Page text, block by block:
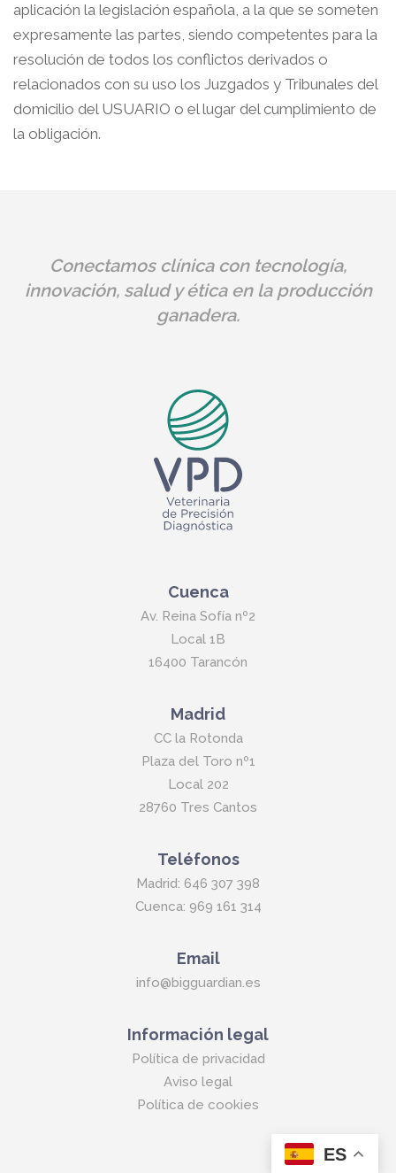
aplicación la legislación española, a la que se someten
expresamente las partes, siendo competentes para la
resolución de todos los conflictos derivados o
relacionados con su uso los Juzgados y Tribunales del
domicilio del USUARIO o el lugar del cumplimiento de
la obligación.
Conectamos clínica con tecnología,
innovación, salud y ética en la producción
ganadera.
Cuenca
Av. Reina Sofía nº2
Local 1B
16400 Tarancón
Madrid
CC la Rotonda
Plaza del Toro nº1
Local 202
28760 Tres Cantos
Teléfonos
Madrid: 646 307 398
Cuenca: 969 161 314
Email
info@bigguardian.es
Información legal
Política de privacidad
Aviso legal
Política de cookies
ES